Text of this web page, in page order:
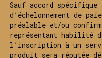
Sauf accord
d’échelonnement de
préalable et/ou
représentant habilité
l’inscription à un
produit sera réputée